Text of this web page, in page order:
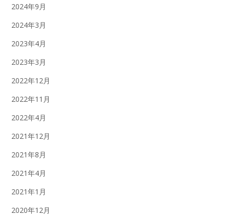
2024年9月
2024年3月
2023年4月
2023年3月
2022年12月
2022年11月
2022年4月
2021年12月
2021年8月
2021年4月
2021年1月
2020年12月